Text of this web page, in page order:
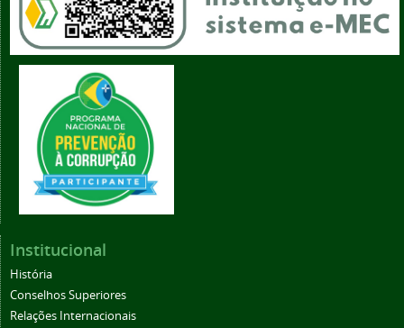
Institucional
História
Conselhos Superiores
Relações Internacionais